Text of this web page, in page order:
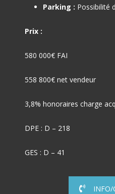
Parking : Possibilité
Prix :
580 000€ FAI
558 800€ net vendeur
3,8% honoraires charge
DPE : D – 218
GES : D – 41
INFO/